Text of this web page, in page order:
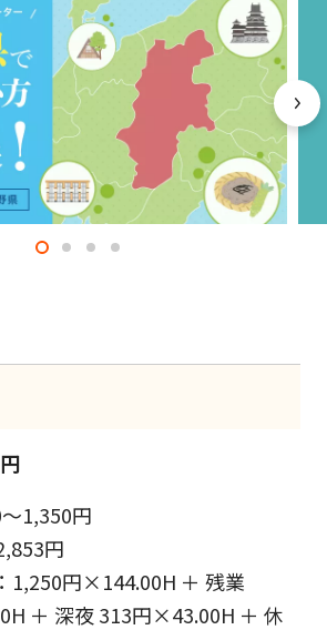
円
～1,350円
円
1,250円×144.00H ＋ 残業
＋ 深夜 313円×43.00H ＋ 休